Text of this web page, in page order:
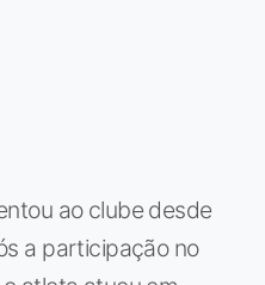
ao clube desde
a participação no